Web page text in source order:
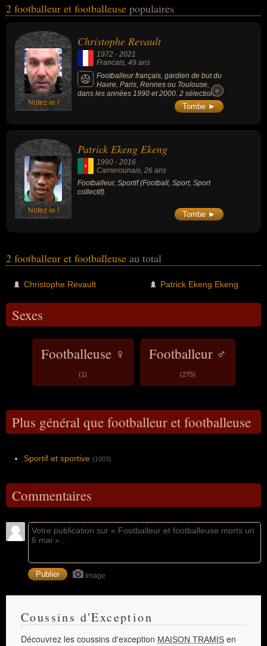
football, du sport ou du sport collectif. Ces célébrités peuvent
ce qui concerne leurs nationalités au moment de leurs morts, ils
peuvent avoir été francais ou camerounais par exemple.
2 footballeur et footballeuse populaires
Notez-le !
Christophe Revault
1972 - 2021
Francais, 49 ans
Footballeur français, gardien de but du
Havre, Paris, Rennes ou Toulouse,
dans les années 1990 et 2000. 2 sélections
en équipe de France A' (entre 1995 et 1996),
3 fois champion de France de Division 2,
+
+
Tombe ►
Notez-le !
Patrick Ekeng Ekeng
1990 - 2016
Camerounais , 26 ans
Footballeur, Sportif (Football, Sport, Sport
collectif).
Tombe ►
2 footballeur et footballeuse au total
Christophe Revault Patrick Ekeng Ekeng
Sexes
Footballeuse ♀
(1)
Footballeur ♂
(275)
Plus général que footballeur et footballeuse
Sportif et sportive (1003)
Commentaires
Image
Coussins d'Exception
Découvrez les coussins d'exception MAISON TRAMIS en